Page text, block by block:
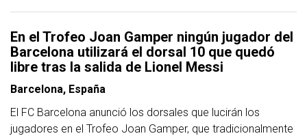
En el Trofeo Joan Gamper ningún jugador del
Barcelona utilizará el dorsal 10 que quedó
libre tras la salida de Lionel Messi
Barcelona, España
El FC Barcelona anunció los dorsales que lucirán los
jugadores en el Trofeo Joan Gamper, que tradicionalmente